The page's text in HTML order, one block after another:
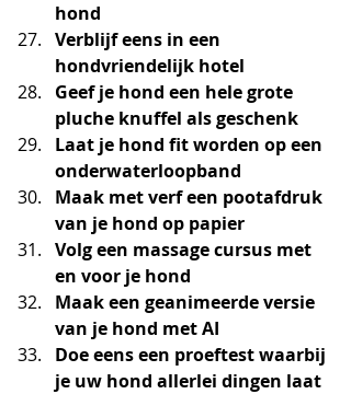
hond
Verblijf eens in een
hondvriendelijk hotel
Geef je hond een hele grote
pluche knuffel als geschenk
Laat je hond fit worden op een
onderwaterloopband
Maak met verf een pootafdruk
van je hond op papier
Volg een massage cursus met
en voor je hond
Maak een geanimeerde versie
van je hond met AI
Doe eens een proeftest waarbij
je uw hond allerlei dingen laat